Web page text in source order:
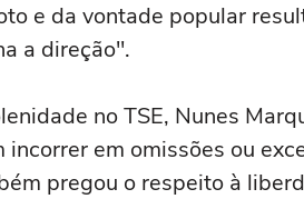
e da vontade popular
a direção".
no TSE, Nunes
em omissões ou
pregou o respeito à